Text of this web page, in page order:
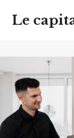
Le